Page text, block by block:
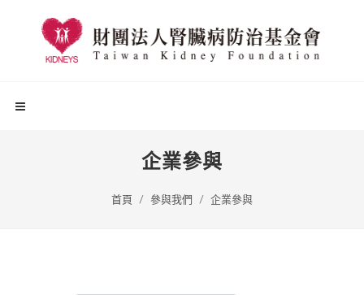
企業參與
首頁 參與我們 企業參與